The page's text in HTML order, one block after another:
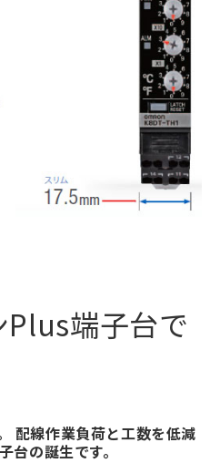
端子台で
配線作業負荷と工数を低減
台の誕生です。